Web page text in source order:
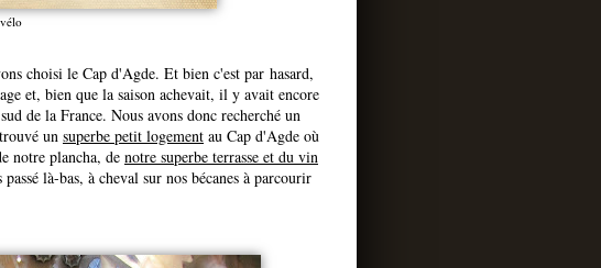
choisi le Cap d'Agde. Et bien c'est par hasard,
et, bien que la saison achevait, il y avait encore
de la France. Nous avons donc recherché un
un superbe petit logement au Cap d'Agde où
notre plancha, de notre superbe terrasse et du vin
là-bas, à cheval sur nos bécanes à parcourir